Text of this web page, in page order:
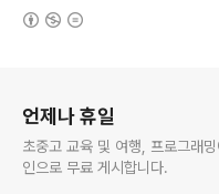
언제나 휴일
초중고 교육 및 여행, 프로그래
인으로 무료 게시합니다.